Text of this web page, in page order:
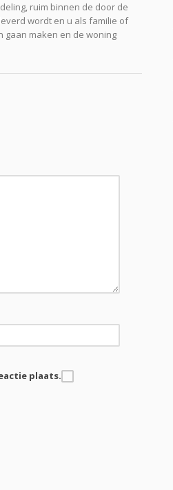
ruim binnen de door de
wordt en u als familie of
gaan maken en de woning
plaats.